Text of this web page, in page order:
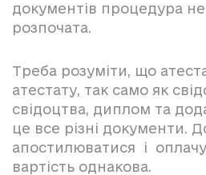
документів процедура
розпочата.
Треба розуміти, що
атестату, так само як
свідоцтва, диплом та
це все різні документи.
апостилюватися і
вартість однакова.